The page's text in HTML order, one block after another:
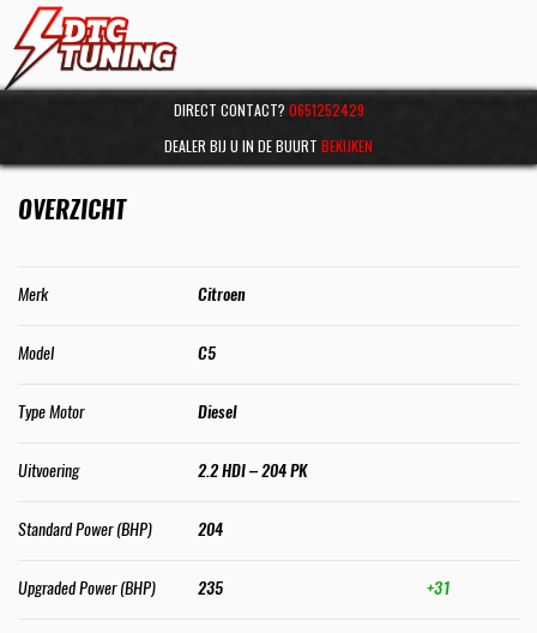
DIRECT CONTACT? 0651252429
DEALER BIJ U IN DE BUURT BEKIJKEN
OVERZICHT
Merk Citroen
Model C5
Type Motor Diesel
Uitvoering 2.2 HDI – 204 PK
Standard Power (BHP) 204
Upgraded Power (BHP) 235 +31